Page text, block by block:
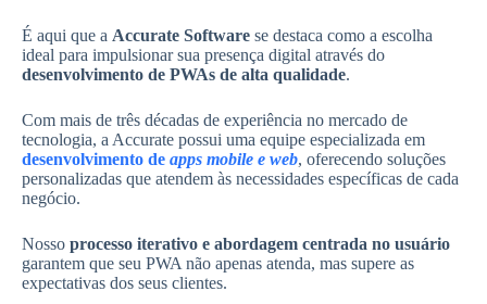
É aqui que a Accurate Software se destaca como a escolha
ideal para impulsionar sua presença digital através do
desenvolvimento de PWAs de alta qualidade.
Com mais de três décadas de experiência no mercado de
tecnologia, a Accurate possui uma equipe especializada em
desenvolvimento de apps mobile e web, oferecendo soluções
personalizadas que atendem às necessidades específicas de cada
negócio.
Nosso processo iterativo e abordagem centrada no usuário
garantem que seu PWA não apenas atenda, mas supere as
expectativas dos seus clientes.